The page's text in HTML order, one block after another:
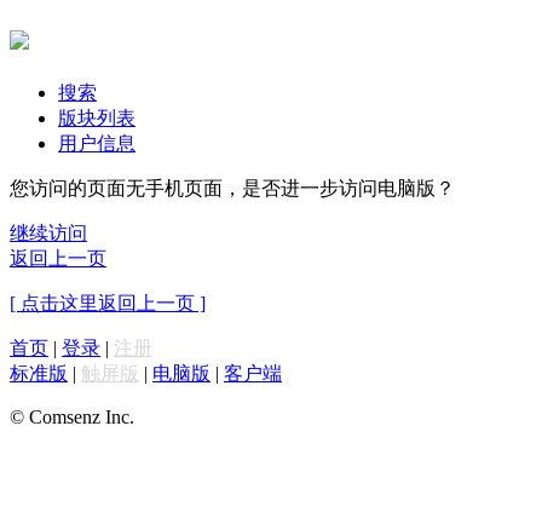
搜索
版块列表
用户信息
您访问的页面无手机页面，是否进一步访问电脑版？
继续访问
返回上一页
[ 点击这里返回上一页 ]
首页 | 登录 | 注册
标准版 | 触屏版 | 电脑版 | 客户端
© Comsenz Inc.